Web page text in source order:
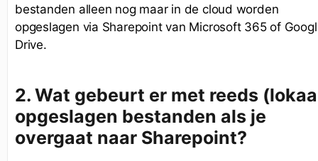
bestanden alleen nog maar in de cloud worden
opgeslagen via Sharepoint van Microsoft 365 of
Drive.
2. Wat gebeurt er met reeds
opgeslagen bestanden als je
overgaat naar Sharepoint?